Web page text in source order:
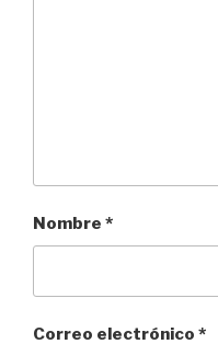
Nombre *
Correo electrónico *